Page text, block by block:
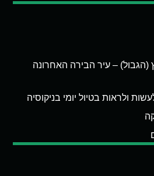
(הגבול) – עיר הבירה האחרונה
ולראות בטיול יומי בניקוסיה